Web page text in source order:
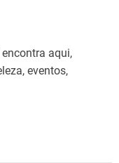
aqui,
eventos,